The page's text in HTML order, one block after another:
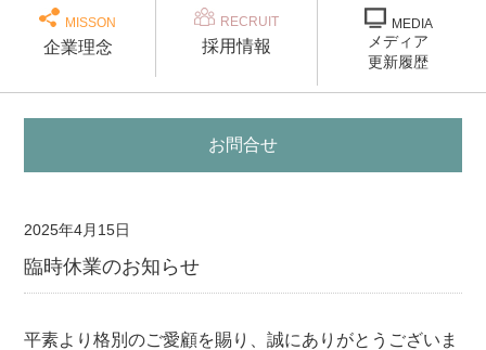
MISSON
企業理念
RECRUIT
採用情報
MEDIA
メディア
更新履歴
お問合せ
2025年4月15日
臨時休業のお知らせ
平素より格別のご愛顧を賜り、誠にありがとうございま